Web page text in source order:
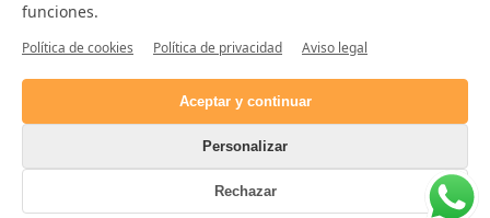
SÍGUENOS
©2019 PUCHADES GIMENO
funciones.
Política de cookies Política de privacidad Aviso legal
Aceptar y continuar
Personalizar
Rechazar